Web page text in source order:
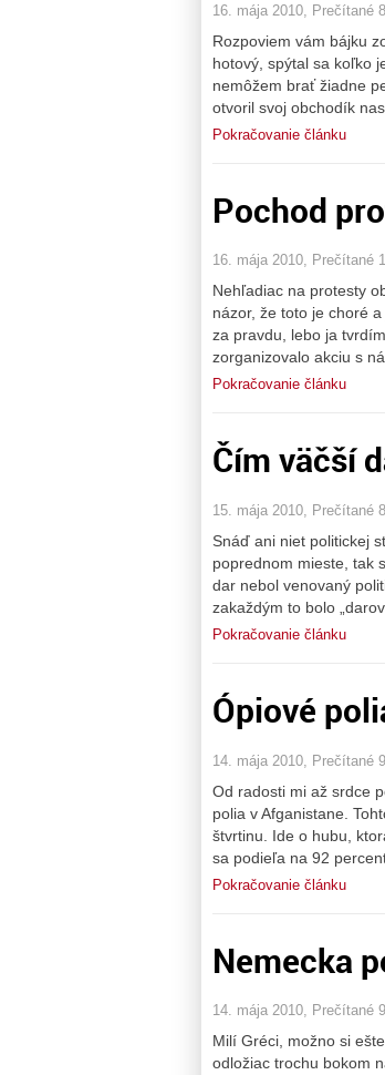
16. mája 2010, Prečítané
Rozpoviem vám bájku
hotový, spýtal sa koľko
nemôžem brať žiadne
otvoril svoj obchodík
Pokračovanie článku
Pochod
16. mája 2010, Prečítané
Nehľadiac na protesty
názor, že toto je choré
za pravdu, lebo ja
zorganizovalo akciu s
Pokračovanie článku
Čím väčší
15. mája 2010, Prečítané
Snáď ani niet politickej
poprednom mieste, tak
dar nebol venovaný
zakaždým to bolo
Pokračovanie článku
Ópiové
14. mája 2010, Prečítané
Od radosti mi až srdce
polia v Afganistane.
štvrtinu. Ide o hubu,
sa podieľa na 92
Pokračovanie článku
Nemecka
14. mája 2010, Prečítané
Milí Gréci, možno si
odložiac trochu bokom